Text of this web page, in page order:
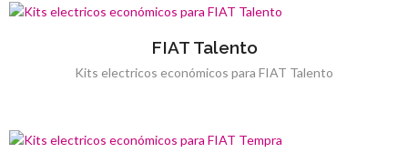
FIAT Talento
Kits electricos económicos para FIAT Talento